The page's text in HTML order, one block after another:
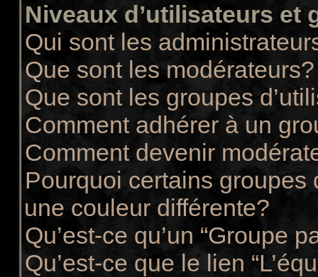
Niveaux d’utilisateurs et
Qui sont les
Que sont les modérateurs?
Que sont les groupes
Comment adhérer à un
Comment devenir
Pourquoi certains groupes
une couleur différente?
Qu’est-ce qu’un “Groupe
Qu’est-ce que le lien